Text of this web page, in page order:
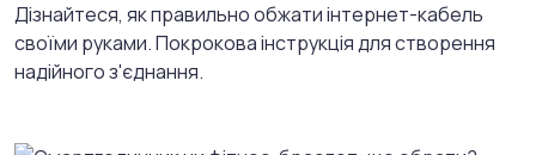
Дізнайтеся, як правильно обжати інтернет-кабель
своїми руками. Покрокова інструкція для створення
надійного з'єднання.